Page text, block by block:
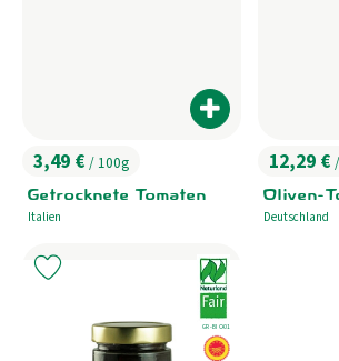
, Preis:
3,49 € / 100g
Getrocknete Tomaten
, Herkunft:
Italien
Produkt zum
, Preis:
12,29 €
Oliven-
, Herkunft:
Deutschland
, Verband:
, Kontrollstelle:
GR-BIO-01
, EU Herkunft:
Produkt zu Favouriten hinzufügen